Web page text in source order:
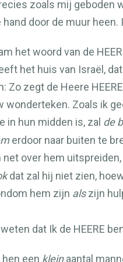
zoals mij geboden
door de muur heen.
het woord van de
het huis van Israël,
Zo zegt de Heere HEERE
wonderteken. Zoals ik
in hun midden is, zal de
erdoor naar buiten te
net over hem
dat zal hij niet zien,
hem zijn alszijn
dat Ik de HEERE
hen een kleinaantal